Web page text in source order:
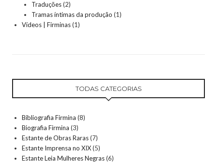
Traduções(2)
Tramas íntimas da produção (1)
Vídeos | Firminas(1)
TODAS CATEGORIAS
Bibliografia Firmina (8)
Biografia Firmina (3)
Estante de Obras Raras(7)
Estante Imprensa no XIX(5)
Estante Leia Mulheres Negras(6)